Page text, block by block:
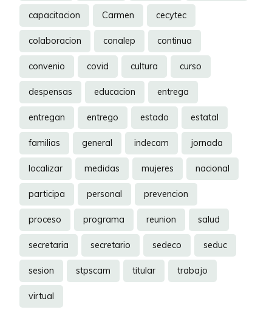
capacitacion Carmen cecytec
colaboracion conalep continua
convenio covid cultura curso
despensas educacion entrega
entregan entrego estado estatal
familias general indecam jornada
localizar medidas mujeres nacional
participa personal prevencion
proceso programa reunion salud
secretaria secretario sedeco seduc
sesion stpscam titular trabajo
virtual